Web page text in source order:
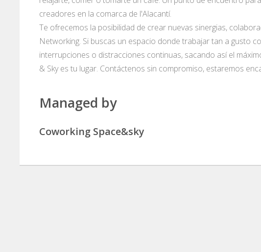
creadores en la comarca de l'Alacantí.
Te ofrecemos la posibilidad de crear nuevas sinergias,
Networking. Si buscas un espacio donde trabajar tan a gusto
interrupciones o distracciones continuas, sacando así el
& Sky es tu lugar. Contáctenos sin compromiso, estaremos
Managed by
Coworking Space&sky